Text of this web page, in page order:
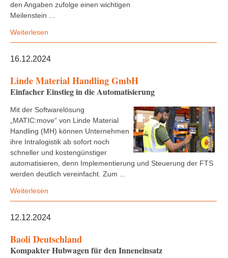
den Angaben zufolge einen wichtigen
Meilenstein ...
Weiterlesen
16.12.2024
Linde Material Handling GmbH
Einfacher Einstieg in die Automatisierung
Mit der Softwarelösung
„MATIC:move“ von Linde Material
Handling (MH) können Unternehmen
ihre Intralogistik ab sofort noch
schneller und kostengünstiger
automatisieren, denn Implementierung und Steuerung der FTS
werden deutlich vereinfacht. Zum ...
Weiterlesen
12.12.2024
Baoli Deutschland
Kompakter Hubwagen für den Inneneinsatz